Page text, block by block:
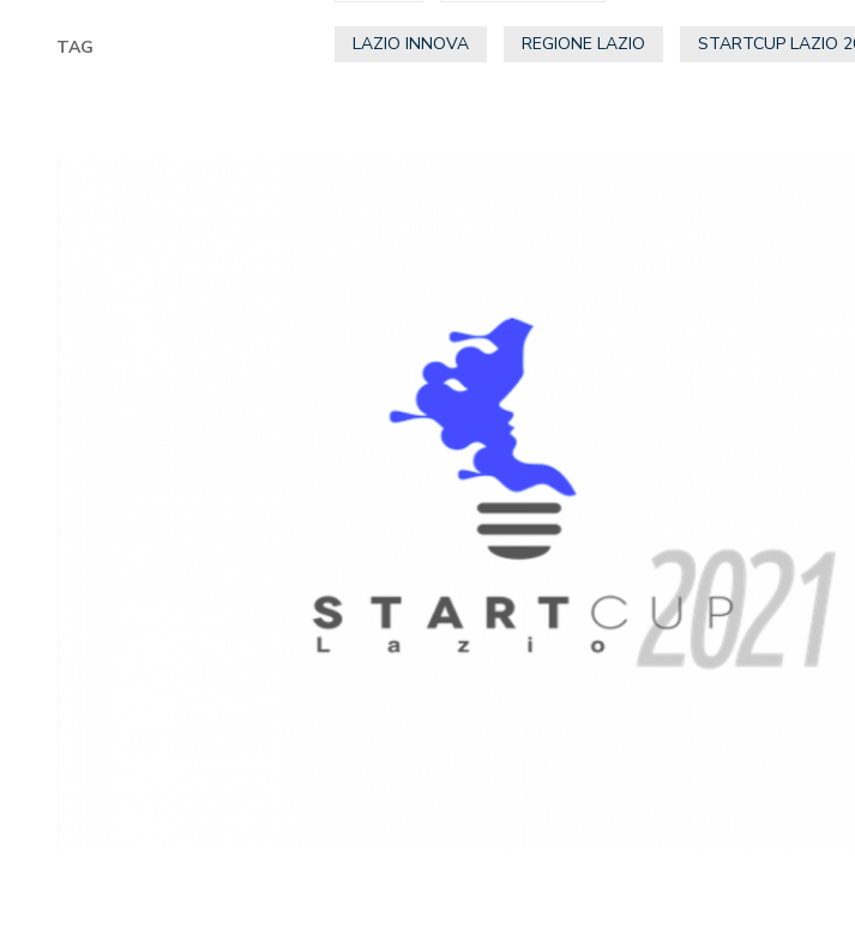
TAG LAZIO INNOVA REGIONE LAZIO STARTCUP LAZIO